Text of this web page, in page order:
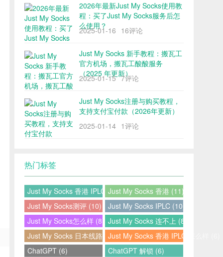
2026年最新Just My Socks使用教
程：买了Just My Socks服务后怎
么使用？
2025-01-16 16评论
Just My Socks 新手教程：搬瓦工
官方机场，搬瓦工酸酸服务
（2025 年更新）
2025-01-15 7评论
Just My Socks注册与购买教程，
支持支付宝付款（2026年更新）
2025-01-14 1评论
热门标签
Just My Socks 香港 IPLC (12)Just My Socks 香港 (11)
Just My Socks测评 (10)
Just My Socks IPLC (10)
Just My Socks怎么样 (8) Just My Socks 连不上 (8)
Just My Socks 日本线路 (7)Just My Socks 香港 IPLC 怎么样 (6)
ChatGPT (6)
ChatGPT 解锁 (6)